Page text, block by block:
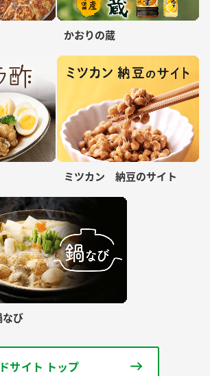
かおりの蔵
ミツカン 納豆のサイト
なび
サイト トップ